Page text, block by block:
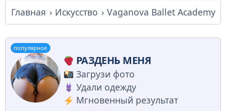
Главная Искусство Vaganova Ballet Academy
популярное
РАЗДЕНЬ МЕНЯ
Загрузи фото
Удали одежду
Мгновенный результат